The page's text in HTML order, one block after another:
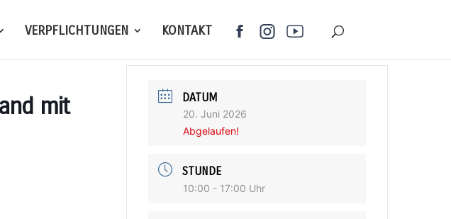
VERPFLICHTUNGEN KONTAKT
mit
DATUM
20. Juni 2026
Abgelaufen!
STUNDE
10:00 - 17:00 Uhr